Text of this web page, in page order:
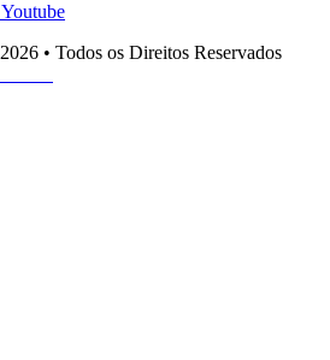
• Todos os Direitos Reservados